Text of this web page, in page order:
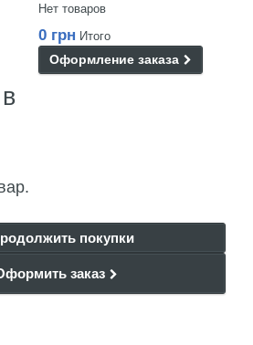
Нет товаров
0 грн Итого
Оформление заказа
покупки
заказ